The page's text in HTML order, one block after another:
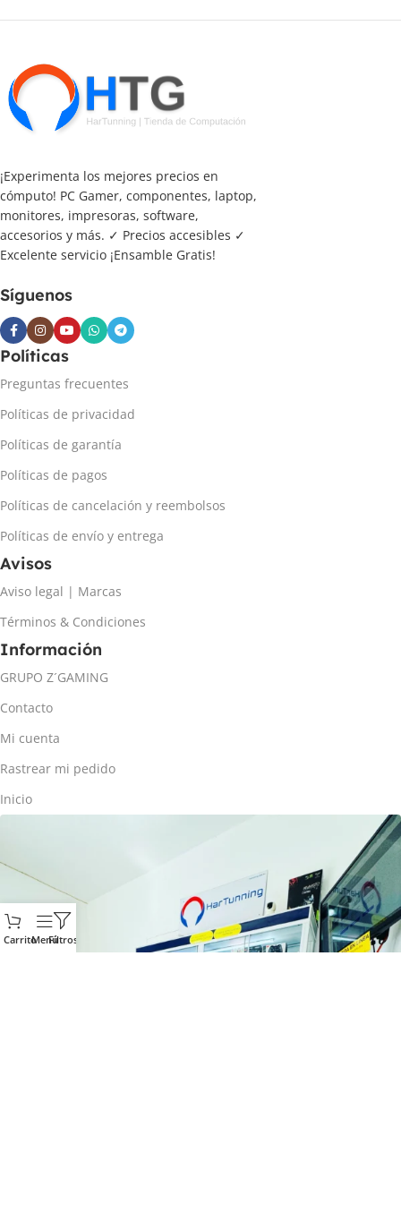
¡Experimenta los mejores precios en
cómputo! PC Gamer, componentes, laptop,
monitores, impresoras, software,
accesorios y más. ✓ Precios accesibles ✓
Excelente servicio ¡Ensamble Gratis!
Síguenos
Políticas
Preguntas frecuentes
Políticas de privacidad
Políticas de garantía
Políticas de pagos
Políticas de cancelación y reembolsos
Políticas de envío y entrega
Avisos
Aviso legal | Marcas
Términos & Condiciones
Información
GRUPO Z´GAMING
Contacto
Mi cuenta
Rastrear mi pedido
Inicio
CarritoMenúFiltros